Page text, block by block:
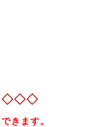
◇◇◇
きます。